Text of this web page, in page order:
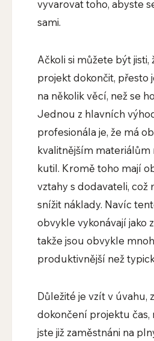
vyvarovat toho, abyste
sami.
Ačkoli si můžete být jisti,
projekt dokončit, přesto
na několik věcí, než se
Jednou z hlavních
profesionála je, že má
kvalitnějším
kutil. Kromě toho mají
vztahy s dodavateli, což
snížit náklady. Navíc
obvykle vykonávají jako
takže jsou obvykle
produktivnější než
Důležité je vzít v úvahu,
dokončení projektu čas,
jste již zaměstnáni na